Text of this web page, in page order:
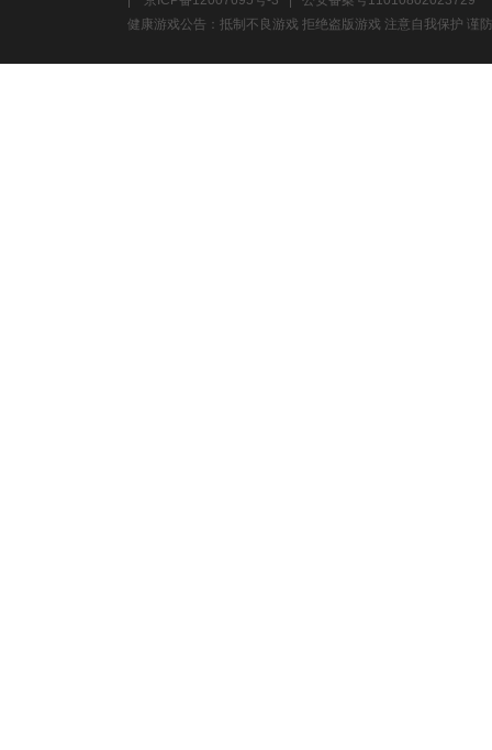
健康游戏公告：抵制不良游戏 拒绝盗版游戏 注意自我保护 谨